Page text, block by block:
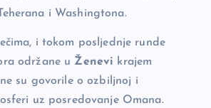
i Washingtona.
i tokom posljednje runde
održane u Ženevi krajem
su govorile o ozbiljnoj i
uz posredovanje Omana.